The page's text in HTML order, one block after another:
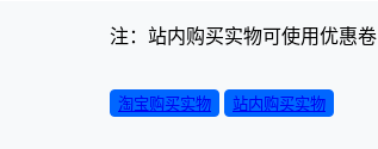
注：站内购买实物可使用优惠卷
淘宝购买实物 站内购买实物